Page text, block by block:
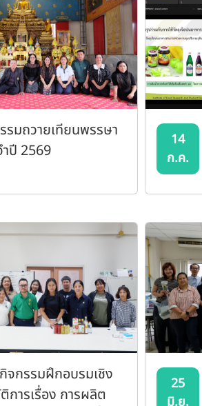
รมถวายเทียนพรรษา
ำปี 2569
14
ก.ค.
จกรรมฝึกอบรมเชิง
การเรื่อง การผลิต
25
มิ.ย.